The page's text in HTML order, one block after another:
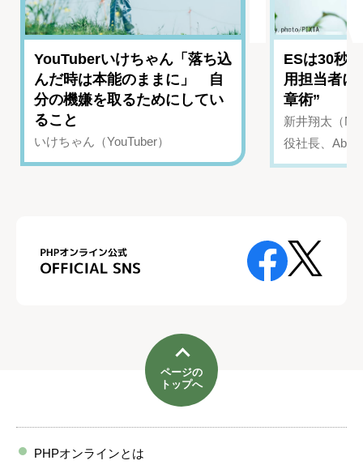
YouTuberいけちゃん「落ち込
んだ時は本能のままに」 自
分の機嫌を取るためにしてい
ること
いけちゃん（YouTuber）
ESは30秒
用担当者に
章術”
新井翔太（
役社長、
ページの
トップへ
PHPオンラインとは